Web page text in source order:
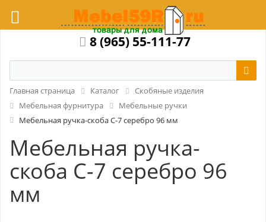
8 (965) 55-111-77
Главная страница Каталог
Скобяные изделия
Мебельная фурнитура
Мебельные ручки
Мебельная ручка-скоба C-7 серебро 96 мм
Мебельная ручка-
скоба C-7 серебро 96
мм